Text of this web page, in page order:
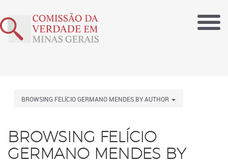
BROWSING FELÍCIO GERMANO MENDES BY AUTHOR
BROWSING FELÍCIO
GERMANO MENDES BY